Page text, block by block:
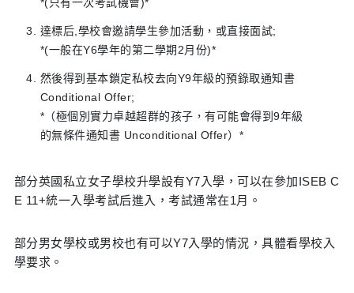
*(只有一次考試機會)*
達標后,學校會邀請學生參加活動，或直接面試;
*(一般在Y6學年的第二學期2月份)*
然後得到基本鎖定私校去向Y9年級的預錄取通知書
Conditional Offer;
*（極個別實力卓越超群的孩子，有可能會得到9年級
的無條件通知書 Unconditional Offer）*
部分英國私立女子學校升學設有Y7入學，可以在參加ISEB C
E 11+統一入學考試后進入，考試通常在1月。
部分男女學校或男校也有可以Y7入學的情況，具體看學校入
學要求。